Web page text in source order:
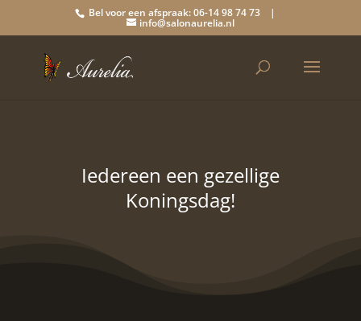
Bel voor een afspraak: 06-14 98 74 73 |
info@salonaurelia.nl
Iedereen een gezellige
Koningsdag!